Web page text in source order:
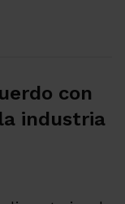
con
industria